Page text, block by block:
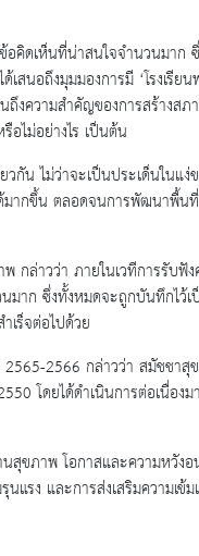
ดเห็นที่น่าสนใจจำนวนมาก
อถึงมุมมองการมี ‘โรงเรี
ถึงความสำคัญของการสร้างส
อไม่อย่างไร เป็นต้น
ไม่ว่าจะเป็นประเด็นในแ
ากขึ้น ตลอดจนการพัฒนาพื้
ล่าวว่า ภายในเวทีการรับ
ซึ่งทั้งหมดจะถูกบันทึกไว้เ
เร็จต่อไปด้วย
2566 กล่าวว่า สมัชชา
โดยได้ดำเนินการต่อเนื่
ขภาพ โอกาสและความหวัง
รง และการส่งเสริมความเข้